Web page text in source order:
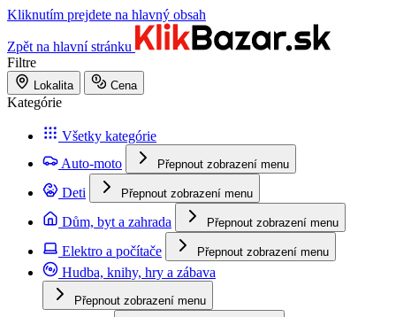
Kliknutím prejdete na hlavný obsah
Zpět na hlavní stránku
Filtre
Lokalita Cena
Kategórie
Všetky kategórie
Auto-moto
Přepnout zobrazení menu
Deti Přepnout zobrazení menu
Dům, byt a zahrada Přepnout zobrazení menu
Elektro a počítače Přepnout zobrazení menu
Hudba, knihy, hry a zábava
Přepnout zobrazení menu